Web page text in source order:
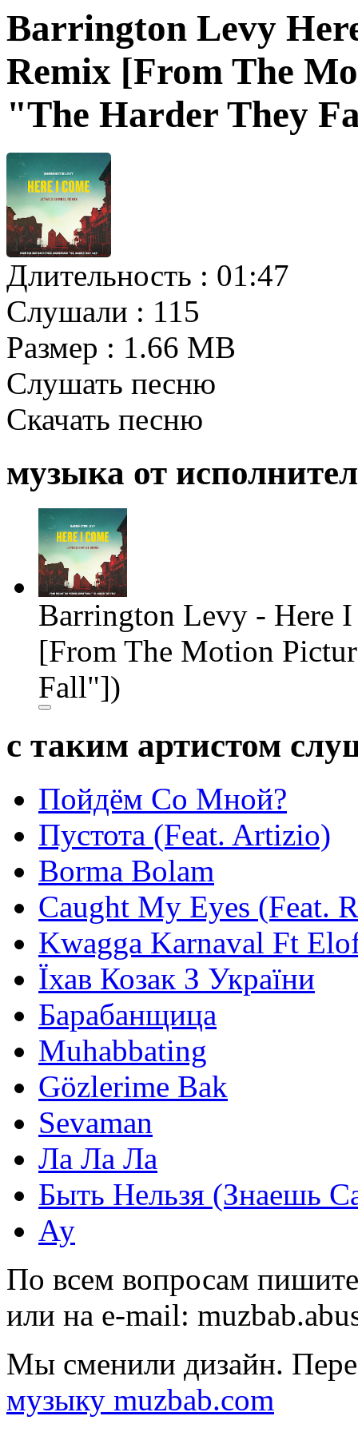
Barrington Levy
Remix [From The
"The Harder They
Длительность : 01:47
Слушали : 115
Размер : 1.66 MB
Слушать песню
Скачать песню
музыка от
Barrington Levy - Here I
[From The Motion
Fall"])
с таким артистом
Пойдём Со Мной?
Пустота (Feat. Artizio)
Borma Bolam
Caught My Eyes (Feat.
Kwagga Karnaval Ft
Їхав Козак З України
Барабанщица
Muhabbating
Gözlerime Bak
Sevaman
Ла Ла Ла
Быть Нельзя (Знаешь
Ау
По всем вопросам
или на e-mail:
Мы сменили дизайн.
музыку muzbab.com